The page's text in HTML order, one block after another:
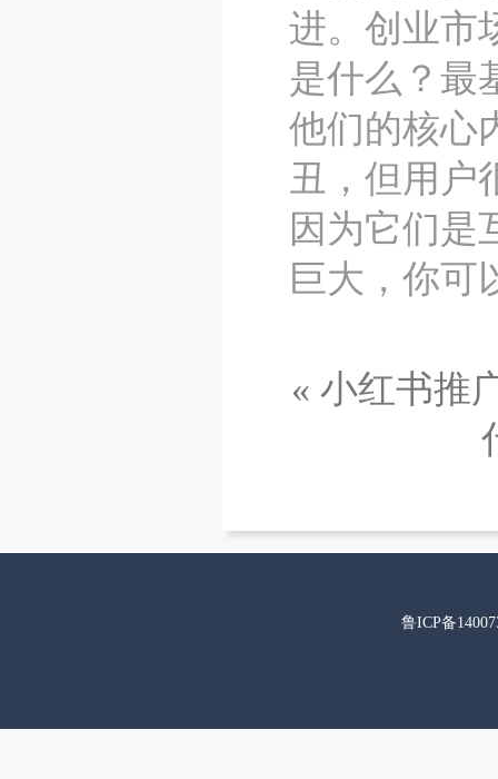
进。创业市
是什么？最
他们的核心
丑，但用户
因为它们是
巨大，你可
« 小红书推
鲁ICP备